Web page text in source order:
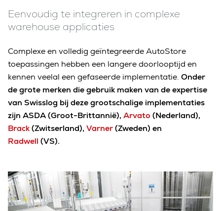
Eenvoudig te integreren in complexe
warehouse applicaties
Complexe en volledig geïntegreerde AutoStore
toepassingen hebben een langere doorlooptijd en
kennen veelal een gefaseerde implementatie. Onder
de grote merken die gebruik maken van de expertise
van Swisslog bij deze grootschalige implementaties
zijn ASDA (Groot-Brittannië), Arvato (Nederland),
Brack(Zwitserland), Varner(Zweden) en
Radwell (VS).